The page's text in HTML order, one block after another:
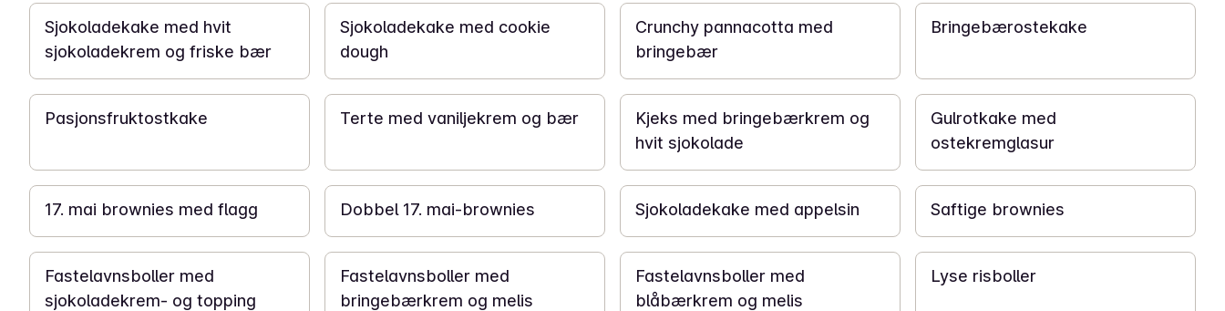
Sjokoladekake med hvit
sjokoladekrem og friske bær
Sjokoladekake med cookie
dough
Crunchy pannacotta med
bringebær
Bringebærostekake
6 t
Pasjonsfruktostkake
2 t
Terte med vaniljekrem og bær
1 t
Kjeks med bringebærkrem og
hvit sjokolade
1 t
Gulrotkake med
ostekremglasur
1 t
17. mai brownies med flagg
40 min
Dobbel 17. mai-brownies
6 t
Sjokoladekake med appelsin
1 t
Saftige brownies
2 t 30 min
Fastelavnsboller med
sjokoladekrem- og topping
2 t 30 min
Fastelavnsboller med
bringebærkrem og melis
2 t 30 min
Fastelavnsboller med
blåbærkrem og melis
30 min
Lyse risboller